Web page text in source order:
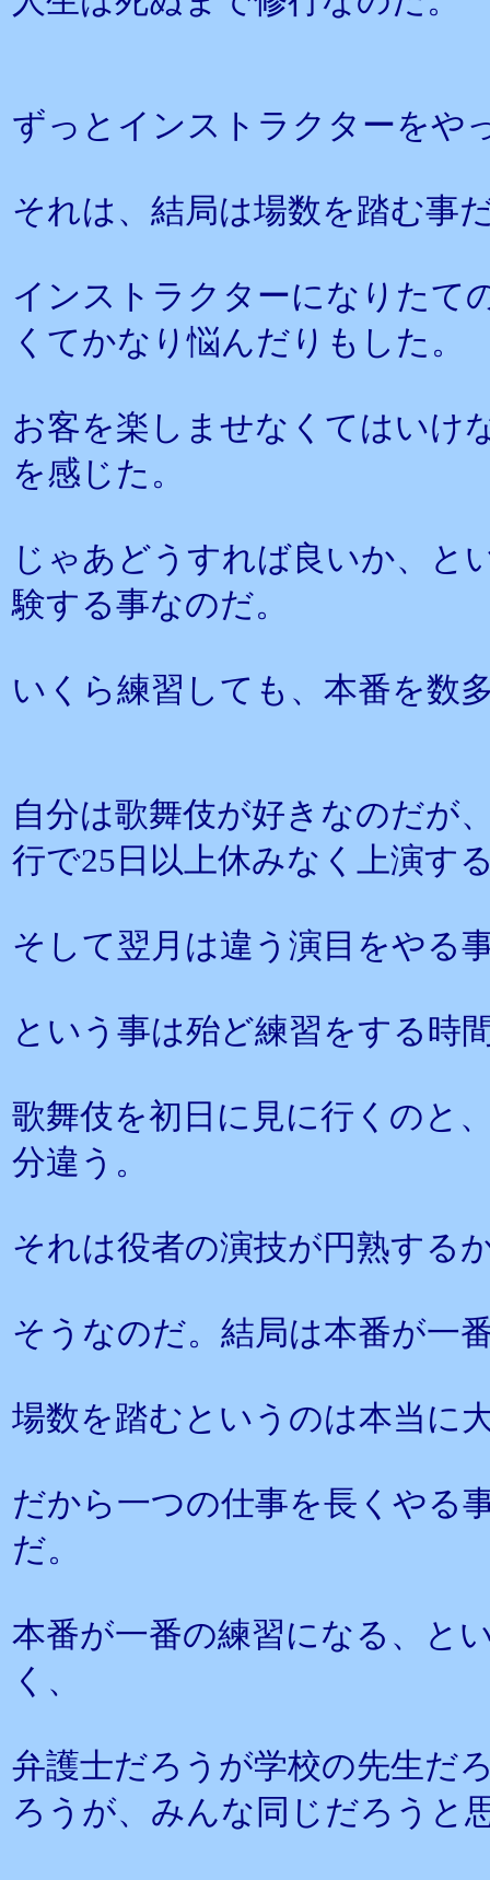
ずっとインストラクターをや
それは、結局は場数を踏む事
インストラクターになりたて
くてかなり悩んだりもした。
お客を楽しませなくてはいけ
を感じた。
じゃあどうすれば良いか、と
験する事なのだ。
いくら練習しても、本番を数
自分は歌舞伎が好きなのだが
行で25日以上休みなく上演す
そして翌月は違う演目をやる
という事は殆ど練習をする時
歌舞伎を初日に見に行くのと
分違う。
それは役者の演技が円熟する
そうなのだ。結局は本番が一
場数を踏むというのは本当に
だから一つの仕事を長くやる
だ。
本番が一番の練習になる、と
く、
弁護士だろうが学校の先生だ
ろうが、みんな同じだろうと